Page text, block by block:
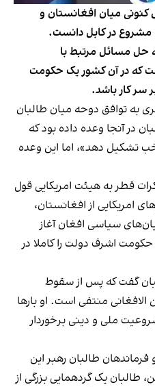
میان افغانستان و
مشروع در کابل دانست.
مسائل مرتبط با
که در آن کشور یک حکومت
سر کار باشد.
به توافق دوحه میان طالبان
در آنجا وعده داده بود که
تشکیل دهد»، اما این وعده
قطر به هیئت امریکایی قول
امریکایی از افغانستان،
سیاسی افغان آغاز
اشرف دولت را کاملا در
گفت که پس از سقوط
منتفی است. او بارها
ملی و دینی برخوردار
فرماندهان طالبان رهبر این
طالبان یک گردهمایی بزرگی از